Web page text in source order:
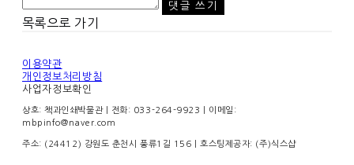
댓글 쓰기
목록으로 가기
이용약관
개인정보처리방침
사업자정보확인
상호: 책과인쇄박물관 | 전화: 033-264-9923 | 이메일:
mbpinfo@naver.com
주소: (24412) 강원도 춘천시 풍류1길 156 | 호스팅제공자: (주)식스샵